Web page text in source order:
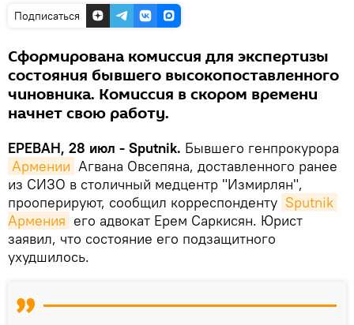
Подписаться
Сформирована комиссия для экспертизы
состояния бывшего высокопоставленного
чиновника. Комиссия в скором времени
начнет свою работу.
ЕРЕВАН, 28 июл - Sputnik. Бывшего генпрокурора
Армении Агвана Овсепяна, доставленного ранее
из СИЗО в столичный медцентр "Измирлян",
прооперируют, сообщил корреспонденту Sputnik
Армения его адвокат Ерем Саркисян. Юрист
заявил, что состояние его подзащитного
ухудшилось.